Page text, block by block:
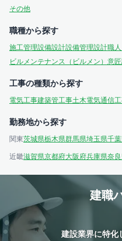
その他
職種から探す
施工管理設備設計設備管理設計職
ビルメンテナンス（ビルメン） 意
工事の種類から探す
電気工事建築管工事土木電気通信
勤務地から探す
関東茨城県栃木県群馬県埼玉県千
近畿滋賀県京都府大阪府兵庫県奈
建職
建設業界に特化